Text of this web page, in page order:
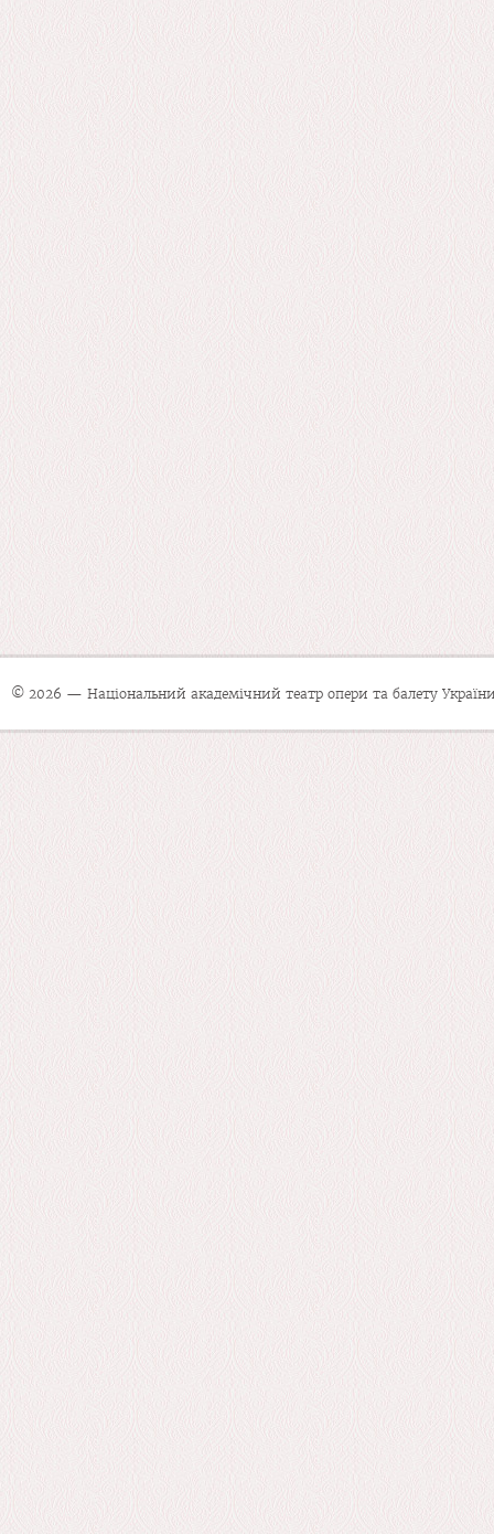
© 2026 — Національний академічний театр опери та балету